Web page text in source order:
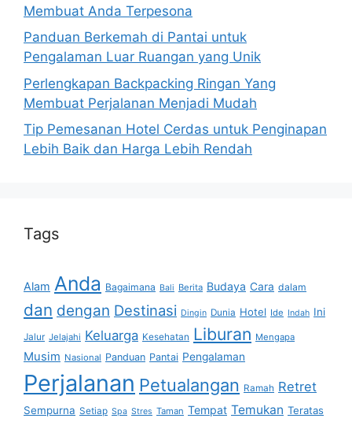
Membuat Anda Terpesona
Panduan Berkemah di Pantai untuk
Pengalaman Luar Ruangan yang Unik
Perlengkapan Backpacking Ringan Yang
Membuat Perjalanan Menjadi Mudah
Tip Pemesanan Hotel Cerdas untuk Penginapan
Lebih Baik dan Harga Lebih Rendah
Tags
Alam Anda Bagaimana Bali Berita Budaya Cara dalam
dan dengan Destinasi Dingin Dunia Hotel Ide Indah Ini
Jalur Jelajahi Keluarga Kesehatan Liburan Mengapa
Musim Nasional Panduan Pantai Pengalaman
Perjalanan Petualangan Ramah Retret
Sempurna Setiap Spa Stres Taman Tempat Temukan Teratas